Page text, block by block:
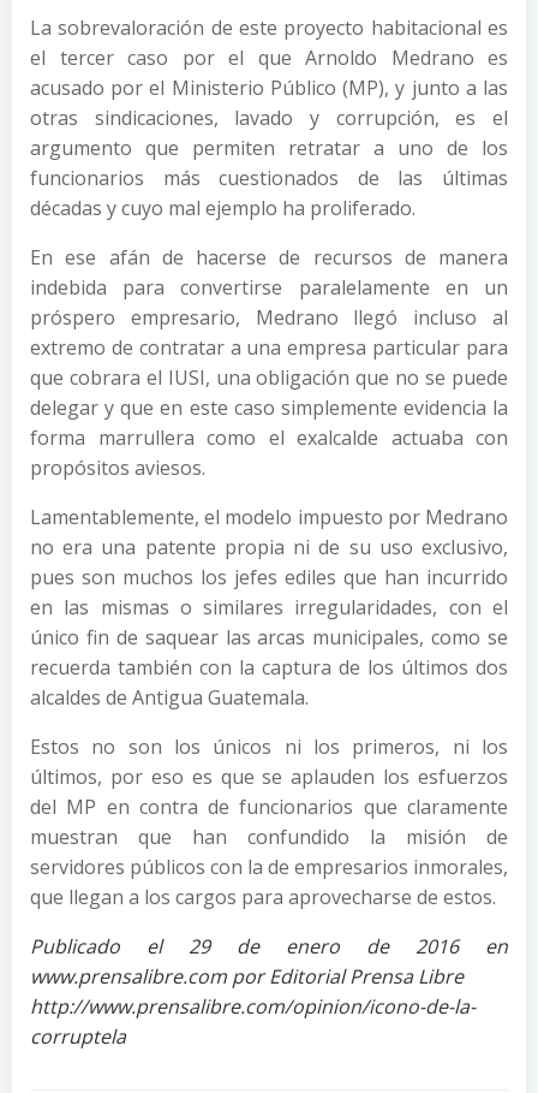
La sobrevaloración de este proyecto habitacional es
el tercer caso por el que Arnoldo Medrano es
acusado por el Ministerio Público (MP), y junto a las
otras sindicaciones, lavado y corrupción, es el
argumento que permiten retratar a uno de los
funcionarios más cuestionados de las últimas
décadas y cuyo mal ejemplo ha proliferado.
En ese afán de hacerse de recursos de manera
indebida para convertirse paralelamente en un
próspero empresario, Medrano llegó incluso al
extremo de contratar a una empresa particular para
que cobrara el IUSI, una obligación que no se puede
delegar y que en este caso simplemente evidencia la
forma marrullera como el exalcalde actuaba con
propósitos aviesos.
Lamentablemente, el modelo impuesto por Medrano
no era una patente propia ni de su uso exclusivo,
pues son muchos los jefes ediles que han incurrido
en las mismas o similares irregularidades, con el
único fin de saquear las arcas municipales, como se
recuerda también con la captura de los últimos dos
alcaldes de Antigua Guatemala.
Estos no son los únicos ni los primeros, ni los
últimos, por eso es que se aplauden los esfuerzos
del MP en contra de funcionarios que claramente
muestran que han confundido la misión de
servidores públicos con la de empresarios inmorales,
que llegan a los cargos para aprovecharse de estos.
Publicado el 29 de enero de 2016 en
www.prensalibre.com por Editorial Prensa Libre
http://www.prensalibre.com/opinion/icono-de-la-
corruptela